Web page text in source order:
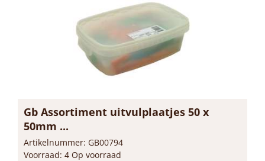
Gb Assortiment uitvulplaatjes 50 x
50mm ...
Artikelnummer: GB00794
Voorraad: 4 Op voorraad